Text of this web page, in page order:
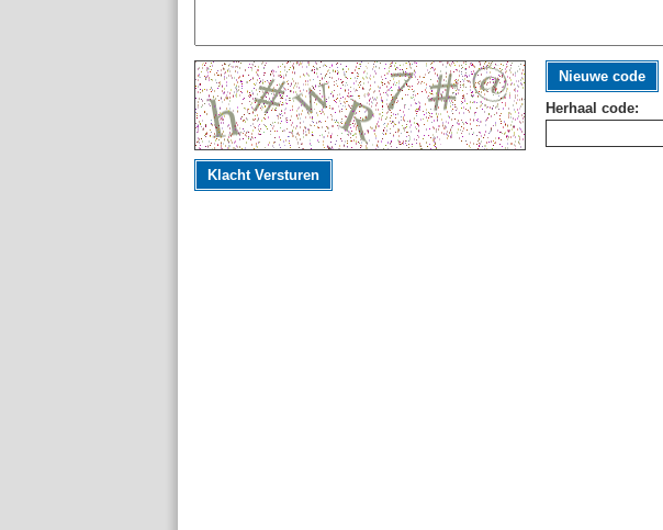
Nieuwe code
Herhaal code:
Klacht Versturen